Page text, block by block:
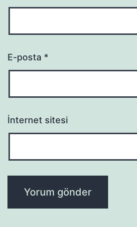
E-posta *
İnternet sitesi